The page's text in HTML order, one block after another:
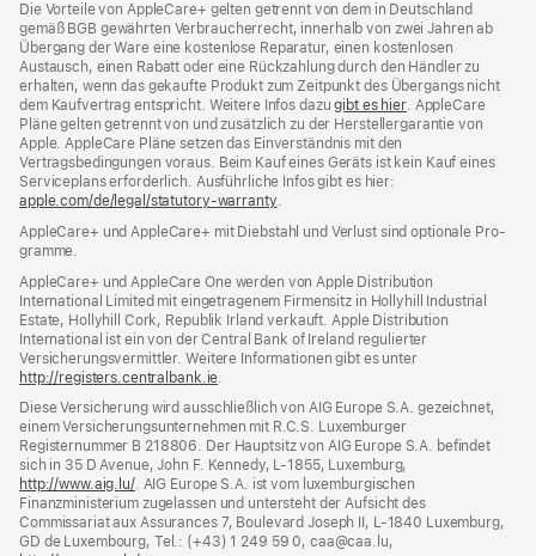
Die Vorteile von AppleCare+ gelten getrennt von dem in Deutschland
gemäß BGB gewährten Verbraucher­recht, inner­halb von zwei Jahren ab
Übergang der Ware eine kosten­lose Reparatur, einen kosten­losen
Austausch, einen Rabatt oder eine Rück­zahlung durch den Händler zu
erhalten, wenn das gekaufte Produkt zum Zeit­punkt des Übergangs nicht
dem Kauf­vertrag ent­spricht. Weitere Infos dazugibt es hier(Öffnet
ein
Fenster)
. AppleCare
Pläne gelten getrennt von und zu­sätz­lich zu der Hersteller­garantie von
Apple. AppleCare Pläne setzen das Einverständnis mit den
Vertragsbedingungen voraus. Beim Kauf eines Geräts ist kein Kauf eines
Serviceplans erfor­der­lich. Ausführliche Infos gibt es hier:
apple.com/de/legal/statutory-warranty(Öffnet
neues
.
AppleCare+ und AppleCare+ mit Dieb­stahl und Verlust sind optionale Pro­
gramme.
AppleCare+ und AppleCare One werden von Apple Distribution
International Limited mit eingetragenem Firmensitz in Hollyhill Industrial
Estate, Hollyhill Cork, Republik Irland verkauft. Apple Distribution
International ist ein von der Central Bank of Ireland regulierter
Versicherungsvermittler. Weitere Informationen gibt es unter
http://registers.centralbank.ie
neues
Fenster)
Diese Versicherung wird ausschließlich von AIG Europe S.A. gezeichnet,
einem Versicherungsunternehmen mit R.C.S. Luxemburger
Registernummer B 218806. Der Hauptsitz von AIG Europe S.A. befindet
sich in 35 D Avenue, John F. Kennedy, L‑1855, Luxemburg,
http://www.aig.lu/(Öffnet
ein
neues
Fenster)
. AIG Europe S.A. ist vom luxemburgischen
Finanzministerium zugelassen und untersteht der Aufsicht des
Commissariat aux Assurances 7, Boulevard Joseph II, L‑1840 Luxemburg,
GD de Luxembourg, Tel.: (+43) 1 249 59 0, caa@caa.lu,